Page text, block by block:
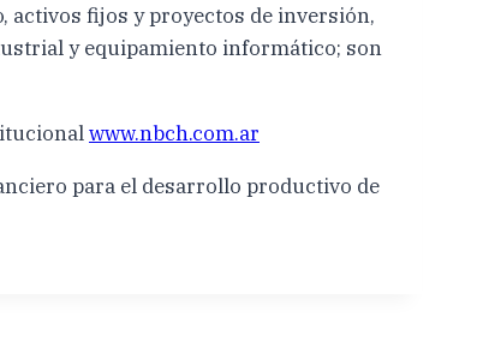
activos fijos y proyectos de inversión,
y equipamiento informático; son
www.nbch.com.ar
para el desarrollo productivo de